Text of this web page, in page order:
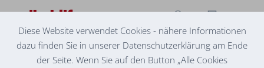
MONTESSORI-KINDERHAUS GRAZ-WETZELSDORF
CAPTAIN AHOI!
Diese Website verwendet Cookies - nähere Informationen
dazu finden Sie in unserer Datenschutzerklärung am Ende
der Seite. Wenn Sie auf den Button „Alle Cookies